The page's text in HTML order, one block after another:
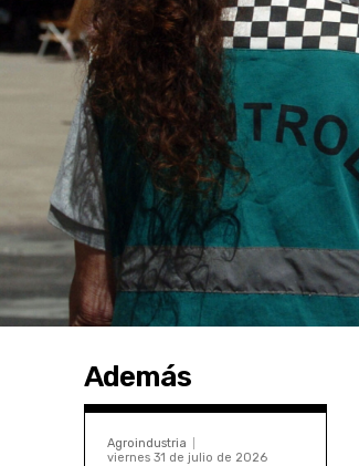
Además
Agroindustria
viernes 31 de julio de 2026